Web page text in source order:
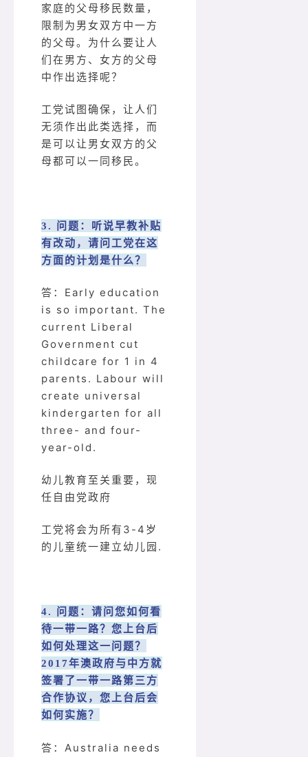
家庭的父母移民数量，
限制为男女双方中一方
的父母。为什么要让人
们在男方、女方的父母
中作出选择呢？
工党试图确保，让人们
无须作出此类选择，而
是可以让男女双方的父
母都可以一同移民。
3. 问题：听说早教补贴
有改动，请问工党在这
方面的计划是什么？
答：Early education
is so important. The
current Liberal
Government cut
childcare for 1 in 4
parents. Labour will
create universal
kindergarten for all
three- and four-
year-old.
幼儿教育至关重要，现
任自由党政府
工党将会为所有3-4岁
的儿童统一建立幼儿园.
4. 问题：请问您如何看
待一带一路？您上台后
如何处理这一问题？
2017年澳政府与中方就
签署了一带一路第三方
合作协议，您上台后会
如何实施？
答：Australia needs